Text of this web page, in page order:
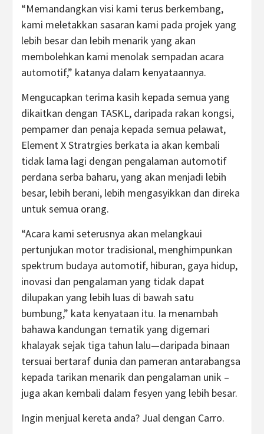
“Memandangkan visi kami terus berkembang,
kami meletakkan sasaran kami pada projek yang
lebih besar dan lebih menarik yang akan
membolehkan kami menolak sempadan acara
automotif,” katanya dalam kenyataannya.
Mengucapkan terima kasih kepada semua yang
dikaitkan dengan TASKL, daripada rakan kongsi,
pempamer dan penaja kepada semua pelawat,
Element X Stratrgies berkata ia akan kembali
tidak lama lagi dengan pengalaman automotif
perdana serba baharu, yang akan menjadi lebih
besar, lebih berani, lebih mengasyikkan dan direka
untuk semua orang.
“Acara kami seterusnya akan melangkaui
pertunjukan motor tradisional, menghimpunkan
spektrum budaya automotif, hiburan, gaya hidup,
inovasi dan pengalaman yang tidak dapat
dilupakan yang lebih luas di bawah satu
bumbung,” kata kenyataan itu. Ia menambah
bahawa kandungan tematik yang digemari
khalayak sejak tiga tahun lalu—daripada binaan
tersuai bertaraf dunia dan pameran antarabangsa
kepada tarikan menarik dan pengalaman unik –
juga akan kembali dalam fesyen yang lebih besar.
Ingin menjual kereta anda? Jual dengan Carro.